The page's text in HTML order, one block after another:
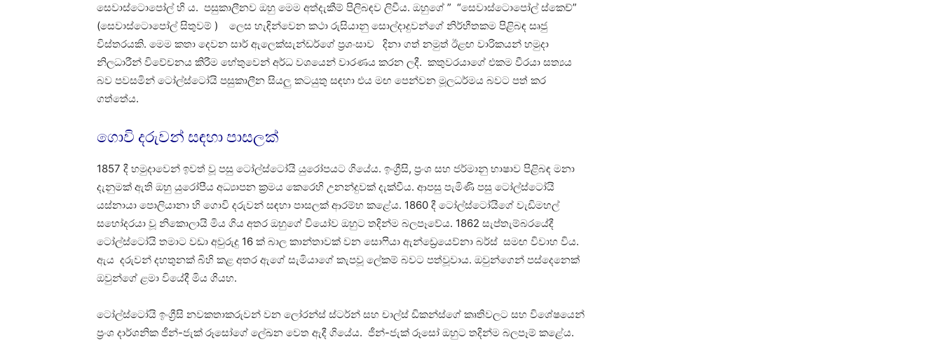
සෙවාස්ටොපෝල් හි ය. පසුකාලීනව ඔහු මෙම අත්දැකීම් පිලිබඳව ලිවීය. ඔහුගේ ” “සෙවාස්ටොපෝල් ස්කෙච්”
(සෙවාස්ටොපෝල් සිතුවම් ) ලෙස හැඳින්වෙන කථා රුසියානු සොල්දාදුවන්ගේ නිර්භීතකම පිළිබඳ සෘජු
විස්තරයකි. මෙම කතා දෙවන සාර් ඇලෙක්සැන්ඩර්ගේ ප්‍රශංසාව දිනා ගත් නමුත් ඊළඟ වාරිකයන් හමුදා
නිලධාරීන් විවේචනය කිරීම හේතුවෙන් අර්ධ වශයෙන් වාරණය කරන ලදී. කතුවරයාගේ එකම වීරයා සත්‍යය
බව පවසමින් ටෝල්ස්ටෝයි පසුකාලීන සියලු කටයුතු සඳහා එය මඟ පෙන්වන මූලධර්මය බවට පත් කර
ගත්තේය.
ගොවි දරුවන් සඳහා පාසලක්
1857 දී හමුදාවෙන් ඉවත් වූ පසු ටෝල්ස්ටෝයි යුරෝපයට ගියේය. ඉංග්‍රීසි, ප්‍රංශ සහ ජර්මානු භාෂාව පිළිබඳ මනා
දැනුමක් ඇති ඔහු යුරෝපීය අධ්‍යාපන ක්‍රමය කෙරෙහි උනන්දුවක් දැක්වීය. ආපසු පැමිණි පසු ටෝල්ස්ටෝයි
යස්නායා පොලියානා හි ගොවි දරුවන් සඳහා පාසලක් ආරම්භ කළේය. 1860 දී ටෝල්ස්ටෝයිගේ වැඩිමහල්
සහෝදරයා වූ නිකොලායි මිය ගිය අතර ඔහුගේ වියෝව ඔහුට තදින්ම බලපෑවේය. 1862 සැප්තැම්බරයේදී
ටෝල්ස්ටෝයි තමාට වඩා අවුරුදු 16 ක් බාල කාන්තාවක් වන සොෆියා ඇන්ඩ්‍රෙයෙව්නා බර්ස් සමඟ විවාහ විය.
ඇය දරුවන් දහතුනක් බිහි කළ අතර ඇගේ සැමියාගේ කැපවූ ලේකම් බවට පත්වූවාය. ඔවුන්ගෙන් පස්දෙනෙක්
ඔවුන්ගේ ළමා වියේදී මිය ගියහ.
ටෝල්ස්ටෝයි ඉංග්‍රීසි නවකතාකරුවන් වන ලෝරන්ස් ස්ටර්න් සහ චාල්ස් ඩිකන්ස්ගේ කෘතිවලට සහ විශේෂයෙන්
ප්‍රංශ දාර්ශනික ජීන්-ජැක් රූසෝගේ ලේඛන වෙත ඇදී ගියේය. ජීන්-ජැක් රූසෝ ඔහුට තදින්ම බලපෑම් කළේය.